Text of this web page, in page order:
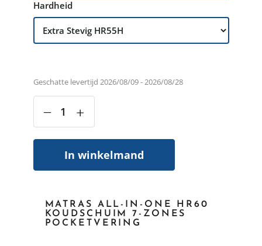
Hardheid
Geschatte levertijd 2026/08/09 - 2026/08/28
‒ +
In winkelmand
MATRAS ALL-IN-ONE HR60
KOUDSCHUIM 7-ZONES
POCKETVERING